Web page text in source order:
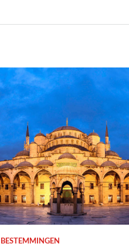
BESTEMMINGEN